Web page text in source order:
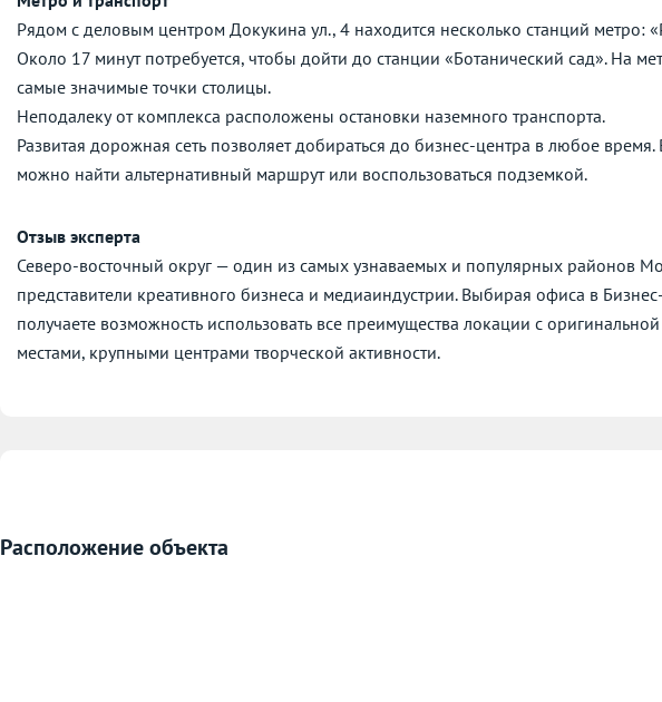
Рядом с деловым центром Докукина ул., 4 находится несколько станций метро:
Около 17 минут потребуется, чтобы дойти до станции «Ботанический сад». На
самые значимые точки столицы.
Неподалеку от комплекса расположены остановки наземного транспорта.
Развитая дорожная сеть позволяет добираться до бизнес-центра в любое
можно найти альтернативный маршрут или воспользоваться подземкой.
Отзыв эксперта
Северо-восточный округ — один из самых узнаваемых и популярных районов
представители креативного бизнеса и медиаиндустрии. Выбирая офиса в
получаете возможность использовать все преимущества локации с
местами, крупными центрами творческой активности.
Расположение объекта